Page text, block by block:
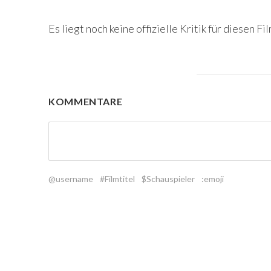
Es liegt noch keine offizielle Kritik für diesen
KOMMENTARE
@username #Filmtitel $Schauspieler :emoji